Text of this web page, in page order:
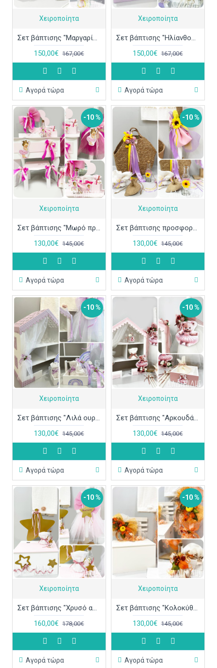
Χειροποίητα
Σετ βάπτισης "Μαργαρίτα" ΣΕΤ-Κ86
150,00€ 167,00€
Αγορά τώρα
Χειροποίητα
Σετ βάπτισης "Ηλίανθος λιλά-ροζ" ΣΕΤ-Κ85
150,00€ 167,00€
Αγορά τώρα
-10 %
Χειροποίητα
Σετ βάπτισης "Μωρό πριγκίπισσα" ΣΕΤ-Κ84
130,00€ 145,00€
Αγορά τώρα
-10 %
Χειροποίητα
Σετ βάπτισης προσφορά "Ψάθινη τσάντα boho" ΣΕΤ-Κ83
130,00€ 145,00€
Αγορά τώρα
-10 %
Χειροποίητα
Σετ βάπτισης "Λιλά ουράνιο τόξο" ΣΕΤ-Κ81
130,00€ 145,00€
Αγορά τώρα
-10 %
Χειροποίητα
Σετ βάπτισης "Αρκουδάκι μπαλαρίνα" ΣΕΤ-Κ79
130,00€ 145,00€
Αγορά τώρα
-10 %
Χειροποίητα
Σετ βάπτισης "Χρυσό αστέρι" ΣΕΤ-Κ78
160,00€ 178,00€
Αγορά τώρα
-10 %
Χειροποίητα
Σετ βάπτισης "Κολοκύθα-φθινόπωρο" ΣΕΤ-Κ76
130,00€ 145,00€
Αγορά τώρα